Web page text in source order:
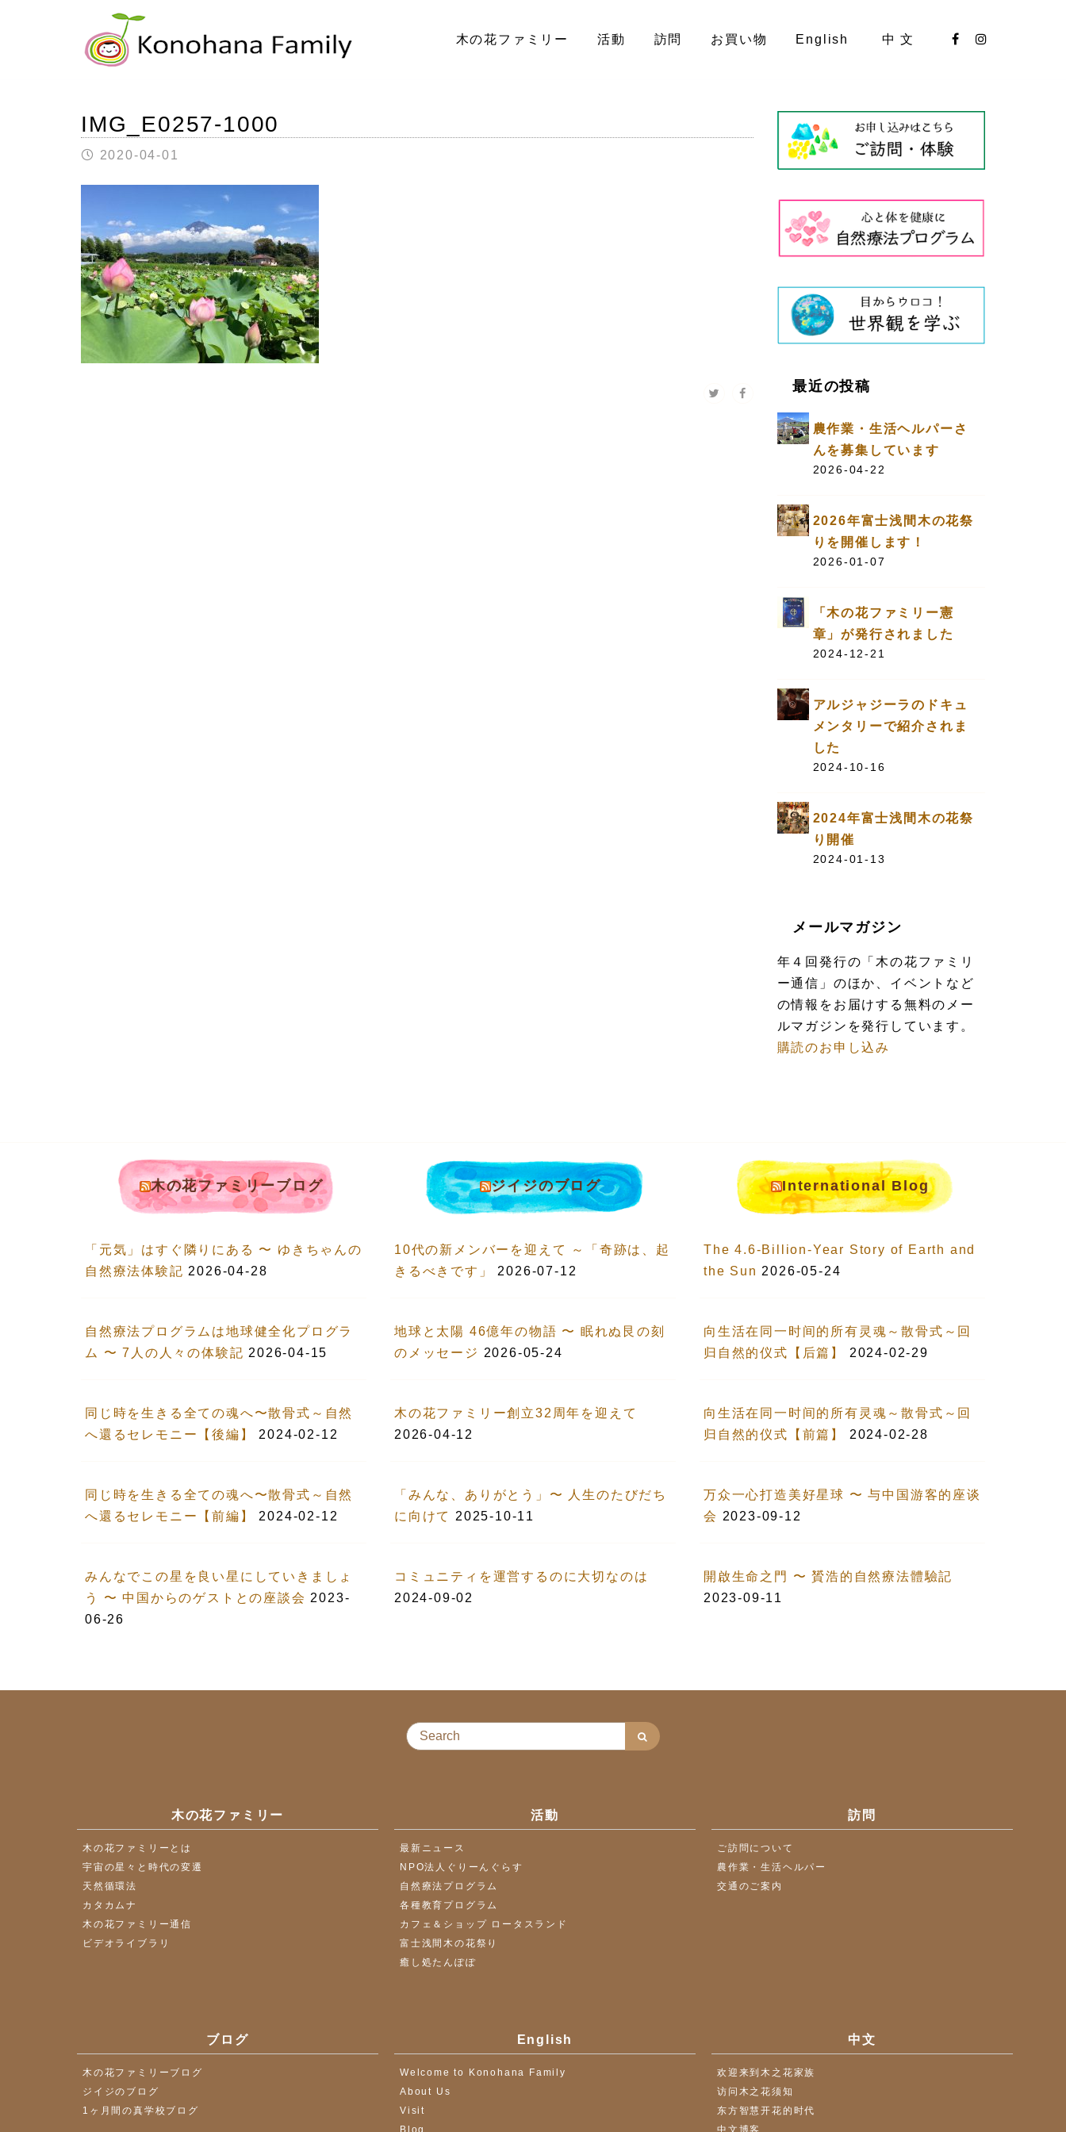
木の花ファミリー 活動 訪問 お買い物 English 中 文
IMG_E0257-1000
2020-04-01
最近の投稿
農作業・生活ヘルパーさ
んを募集しています
2026-04-22
2026年富士浅間木の花祭
りを開催します！
2026-01-07
「木の花ファミリー憲
章」が発行されました
2024-12-21
アルジャジーラのドキュ
メンタリーで紹介されま
した
2024-10-16
2024年富士浅間木の花祭
り開催
2024-01-13
メールマガジン
年４回発行の「木の花ファミリ
ー通信」のほか、イベントなど
の情報をお届けする無料のメー
ルマガジンを発行しています。
購読のお申し込み
木の花ファミリーブログ
「元気」はすぐ隣りにある 〜 ゆきちゃんの
自然療法体験記 2026-04-28
自然療法プログラムは地球健全化プログラ
ム 〜 7人の人々の体験記 2026-04-15
同じ時を生きる全ての魂へ〜散骨式～自然
へ還るセレモニー【後編】
2024-02-12
同じ時を生きる全ての魂へ〜散骨式～自然
へ還るセレモニー【前編】
2024-02-12
みんなでこの星を良い星にしていきましょ
う 〜 中国からのゲストとの座談会 2023-
06-26
ジイジのブログ
10代の新メンバーを迎えて ～「奇跡は、起
きるべきです」
2026-07-12
地球と太陽 46億年の物語 〜 眠れぬ艮の刻
のメッセージ 2026-05-24
木の花ファミリー創立32周年を迎えて
2026-04-12
「みんな、ありがとう」〜 人生のたびだち
に向けて
2025-10-11
コミュニティを運営するのに大切なのは
2024-09-02
International Blog
The 4.6-Billion-Year Story of Earth and
the Sun 2026-05-24
向生活在同一时间的所有灵魂～散骨式～回
归自然的仪式【后篇】
2024-02-29
向生活在同一时间的所有灵魂～散骨式～回
归自然的仪式【前篇】
2024-02-28
万众一心打造美好星球 〜 与中国游客的座谈
会 2023-09-12
開啟生命之門 〜 贇浩的自然療法體驗記
2023-09-11
木の花ファミリー
木の花ファミリーとは
宇宙の星々と時代の変遷
天然循環法
カタカムナ
木の花ファミリー通信
ビデオライブラリ
活動
最新ニュース
NPO法人ぐりーんぐらす
自然療法プログラム
各種教育プログラム
カフェ＆ショップ ロータスランド
富士浅間木の花祭り
癒し処たんぽぽ
訪問
ご訪問について
農作業・生活ヘルパー
交通のご案内
ブログ
木の花ファミリーブログ
ジイジのブログ
1ヶ月間の真学校ブログ
English
Welcome to Konohana Family
About Us
Visit
Blog
中文
欢迎来到木之花家族
访问木之花须知
东方智慧开花的时代
中文博客